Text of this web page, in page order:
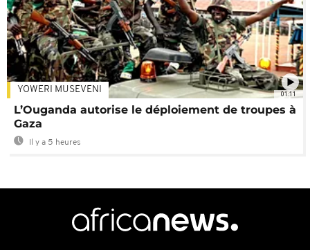
01:11
YOWERI MUSEVENI
L’Ouganda autorise le déploiement de troupes à
Gaza
Il y a 5 heures